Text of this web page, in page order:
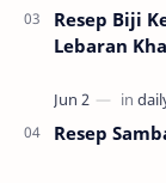
Resep Biji
Lebaran
Resep